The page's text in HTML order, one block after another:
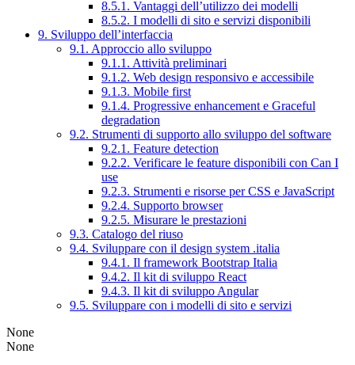
8.5.1. Vantaggi dell’utilizzo dei modelli
8.5.2. I modelli di sito e servizi disponibili
9. Sviluppo dell’interfaccia
9.1. Approccio allo sviluppo
9.1.1. Attività preliminari
9.1.2. Web design responsivo e accessibile
9.1.3. Mobile first
9.1.4. Progressive enhancement e Graceful
degradation
9.2. Strumenti di supporto allo sviluppo del software
9.2.1. Feature detection
9.2.2. Verificare le feature disponibili con Can I
use
9.2.3. Strumenti e risorse per CSS e JavaScript
9.2.4. Supporto browser
9.2.5. Misurare le prestazioni
9.3. Catalogo del riuso
9.4. Sviluppare con il design system .italia
9.4.1. Il framework Bootstrap Italia
9.4.2. Il kit di sviluppo React
9.4.3. Il kit di sviluppo Angular
9.5. Sviluppare con i modelli di sito e servizi
None
None